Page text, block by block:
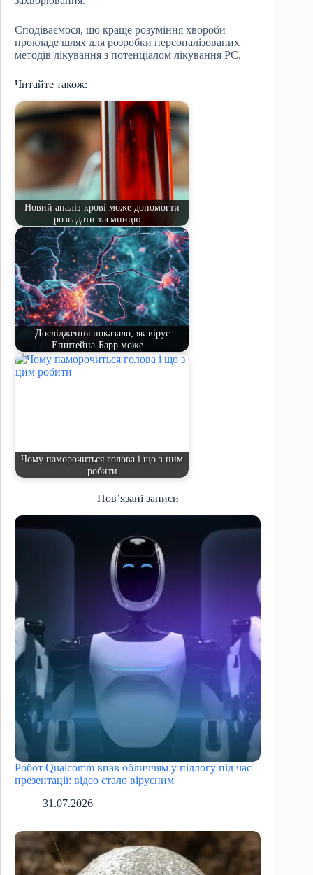
Сподіваємося, що краще розуміння хвороби
прокладе шлях для розробки персоналізованих
методів лікування з потенціалом лікування РС.
Читайте також:
Новий аналіз крові може допомогти
розгадати таємницю…
Дослідження показало, як вірус
Епштейна-Барр може…
Чому паморочиться голова і що з цим
робити
Пов’язані записи
Робот Qualcomm впав обличчям у підлогу під час
презентації: відео стало вірусним
31.07.2026